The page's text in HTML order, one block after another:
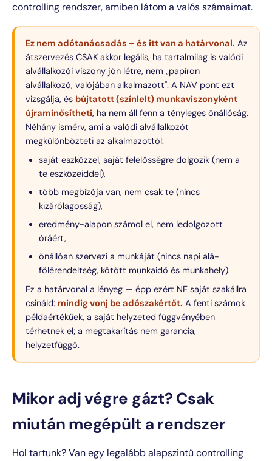
controlling rendszer, amiben látom a valós számaimat.
Ez nem adótanácsadás – és itt van a határvonal. Az
átszervezés CSAK akkor legális, ha tartalmilag is valódi
alvállalkozói viszony jön létre, nem „papíron
alvállalkozó, valójában alkalmazott". A NAV pont ezt
vizsgálja, és bújtatott (színlelt) munkaviszonyként
újraminősítheti, ha nem áll fenn a tényleges önállóság.
Néhány ismérv, ami a valódi alvállalkozót
megkülönbözteti az alkalmazottól:
saját eszközzel, saját felelősségre dolgozik (nem a
te eszközeiddel),
több megbízója van, nem csak te (nincs
kizárólagosság),
eredmény-alapon számol el, nem ledolgozott
óráért,
önállóan szervezi a munkáját (nincs napi alá-
fölérendeltség, kötött munkaidő és munkahely).
Ez a határvonal a lényeg — épp ezért NE saját szakállra
csináld: mindig vonj be adószakértőt. A fenti számok
példaértékűek, a saját helyzeted függvényében
térhetnek el; a megtakarítás nem garancia,
helyzetfüggő.
Mikor adj végre gázt? Csak
miután megépült a rendszer
Hol tartunk? Van egy legalább alapszintű controlling